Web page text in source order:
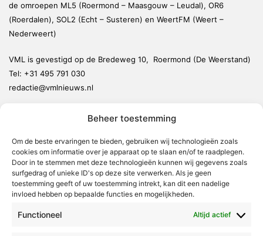
Beheer toestemming
Om de beste ervaringen te bieden, gebruiken wij technologieën zoals
cookies om informatie over je apparaat op te slaan en/of te raadplegen.
Door in te stemmen met deze technologieën kunnen wij gegevens zoals
surfgedrag of unieke ID's op deze site verwerken. Als je geen
toestemming geeft of uw toestemming intrekt, kan dit een nadelige
invloed hebben op bepaalde functies en mogelijkheden.
Functioneel Altijd actief
de omroepen ML5 (Roermond – Maasgouw – Leudal), OR6
(Roerdalen), SOL2 (Echt – Susteren) en WeertFM (Weert –
Nederweert)
VML is gevestigd op de Bredeweg 10, Roermond (De Weerstand)
Tel: +31 495 791 030
redactie@vmlnieuws.nl
Leudal
Maasgouw
Echt-Susteren